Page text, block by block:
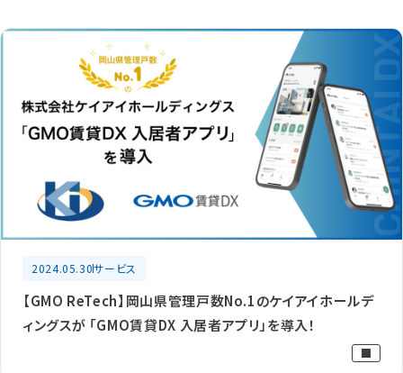
2024.05.30サービス
【GMO ReTech】岡山県管理戸数No.1のケイアイホールデ
ィングスが 「GMO賃貸DX 入居者アプリ」を導入！